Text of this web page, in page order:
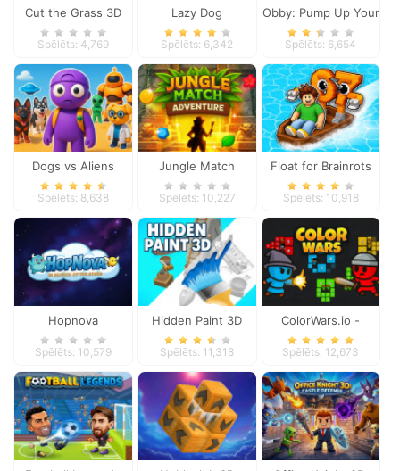
Cut the Grass 3D
Spēlēts: 4,769
Lazy Dog
Spēlēts: 6,342
Obby: Pump Up Your
Muscles
Spēlēts: 6,654
Dogs vs Aliens
Spēlēts: 8,638
Jungle Match
Adventures
Spēlēts: 10,227
Float for Brainrots
Spēlēts: 10,918
Hopnova
Spēlēts: 10,579
Hidden Paint 3D
Spēlēts: 11,318
ColorWars.io -
Conquest Game
Spēlēts: 12,673